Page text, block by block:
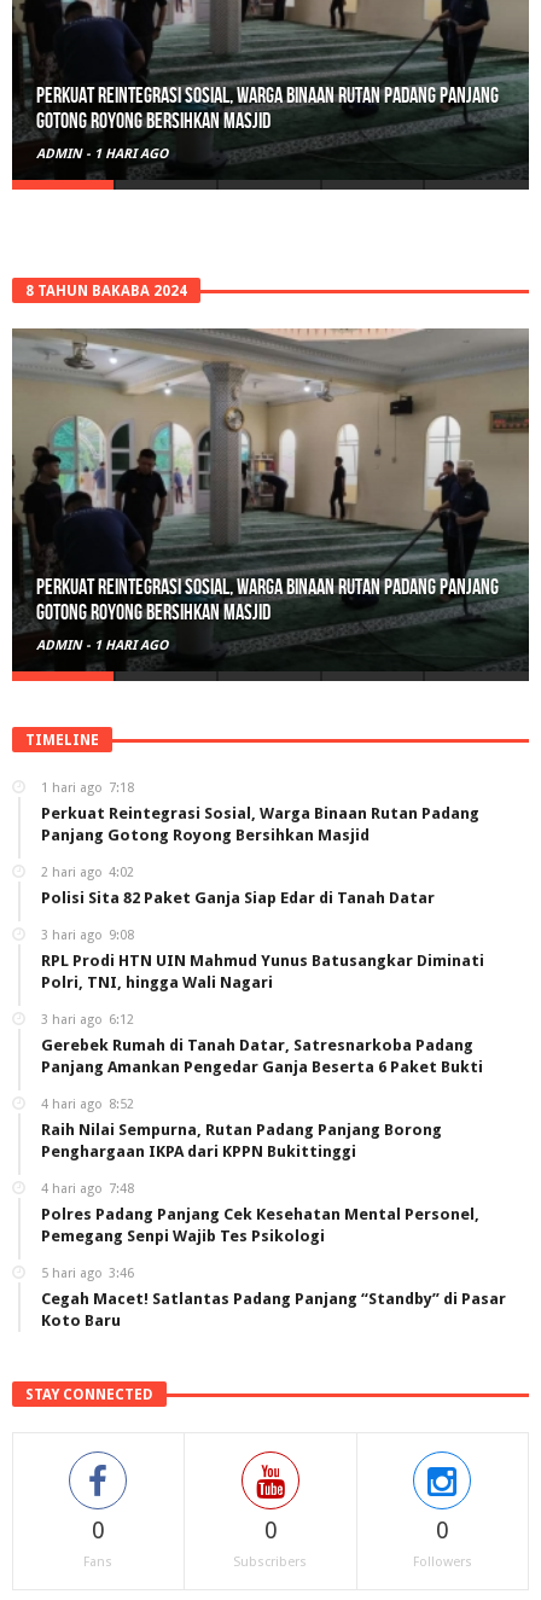
Perkuat Reintegrasi Sosial, Warga Binaan Rutan Padang Panjang
Gotong Royong Bersihkan Masjid
ADMIN - 1 HARI AGO
8 TAHUN BAKABA 2024
Perkuat Reintegrasi Sosial, Warga Binaan Rutan Padang Panjang
Gotong Royong Bersihkan Masjid
ADMIN - 1 HARI AGO
TIMELINE
1 hari ago 7:18
Perkuat Reintegrasi Sosial, Warga Binaan Rutan Padang
Panjang Gotong Royong Bersihkan Masjid
2 hari ago 4:02
Polisi Sita 82 Paket Ganja Siap Edar di Tanah Datar
3 hari ago 9:08
RPL Prodi HTN UIN Mahmud Yunus Batusangkar Diminati
Polri, TNI, hingga Wali Nagari
3 hari ago 6:12
Gerebek Rumah di Tanah Datar, Satresnarkoba Padang
Panjang Amankan Pengedar Ganja Beserta 6 Paket Bukti
4 hari ago 8:52
Raih Nilai Sempurna, Rutan Padang Panjang Borong
Penghargaan IKPA dari KPPN Bukittinggi
4 hari ago 7:48
Polres Padang Panjang Cek Kesehatan Mental Personel,
Pemegang Senpi Wajib Tes Psikologi
5 hari ago 3:46
Cegah Macet! Satlantas Padang Panjang “Standby” di Pasar
Koto Baru
STAY CONNECTED
0
Fans
0
Subscribers
0
Followers